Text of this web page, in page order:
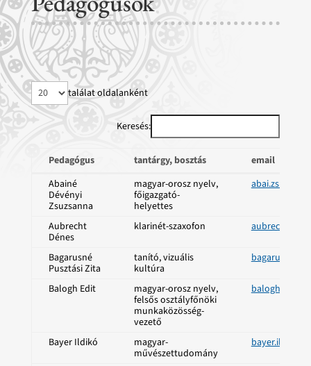
találat oldalanként
Keresés:
Pedagógus tantárgy, bosztás
email
Pedagógus
tantárgy, bosztás email
Abainé
Dévényi
Zsuzsanna
magyar-orosz nyelv,
főigazgató-
helyettes
Aubrecht
Dénes
klarinét-szaxofon
Bagarusné
Pusztási Zita
tanító, vizuális
kultúra
Balogh Edit
magyar-orosz nyelv,
felsős osztályfőnöki
munkaközösség-
vezető
Bayer Ildikó
magyar-
művészettudomány